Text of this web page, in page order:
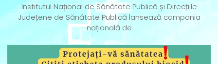
Institutul Național de Sănătate Publică și Direcțiile
Județene de Sănătate Publică lansează campania
națională de